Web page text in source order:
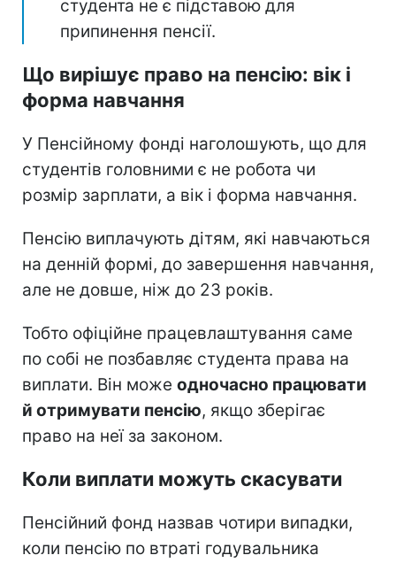
студента не є підставою для
припинення пенсії.
Що вирішує право на пенсію: вік і
форма навчання
У Пенсійному фонді наголошують, що для
студентів головними є не робота чи
розмір зарплати, а вік і форма навчання.
Пенсію виплачують дітям, які навчаються
на денній формі, до завершення навчання,
але не довше, ніж до 23 років.
Тобто офіційне працевлаштування саме
по собі не позбавляє студента права на
виплати. Він може одночасно працювати
й отримувати пенсію, якщо зберігає
право на неї за законом.
Коли виплати можуть скасувати
Пенсійний фонд назвав чотири випадки,
коли пенсію по втраті годувальника